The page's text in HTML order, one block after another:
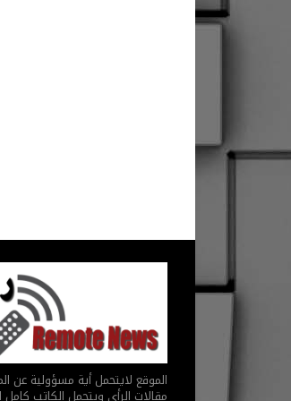
الموقع لايتحمل أية مسؤولية عن
مقالات الرأي ويتحمل الكاتب كامل